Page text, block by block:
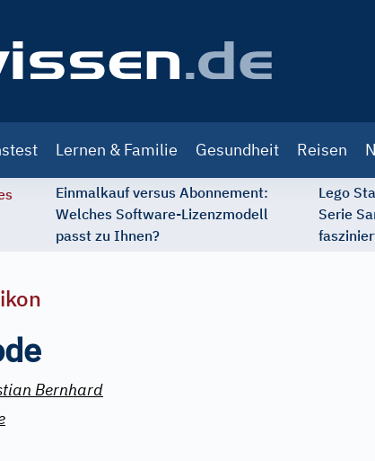
Lernen & Familie Gesundheit Reisen
Einmalkauf versus Abonnement:
Welches Software-Lizenzmodell
passt zu Ihnen?
Lego
Serie
Bernhard